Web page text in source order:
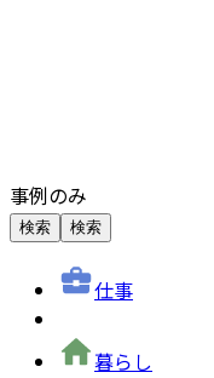
事例のみ
検索 検索
仕事
暮らし